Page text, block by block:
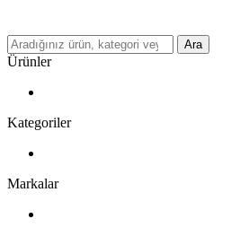
Ara
Ürünler
Kategoriler
Markalar